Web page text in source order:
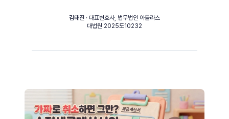
김태진 · 대표변호사, 법무법인 아틀라스
대법원 2025도10232